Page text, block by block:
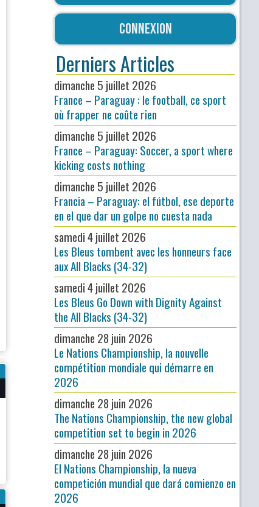
Connexion
Derniers Articles
dimanche 5 juillet 2026
France – Paraguay : le football, ce sport
où frapper ne coûte rien
dimanche 5 juillet 2026
France – Paraguay: Soccer, a sport where
kicking costs nothing
dimanche 5 juillet 2026
Francia – Paraguay: el fútbol, ese deporte
en el que dar un golpe no cuesta nada
samedi 4 juillet 2026
Les Bleus tombent avec les honneurs face
aux All Blacks (34-32)
samedi 4 juillet 2026
Les Bleus Go Down with Dignity Against
the All Blacks (34-32)
dimanche 28 juin 2026
Le Nations Championship, la nouvelle
compétition mondiale qui démarre en
2026
dimanche 28 juin 2026
The Nations Championship, the new global
competition set to begin in 2026
dimanche 28 juin 2026
El Nations Championship, la nueva
competición mundial que dará comienzo en
2026